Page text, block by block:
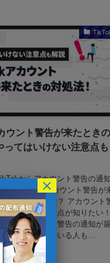
ウント警告が来たときの
ってはいけない注意点も
からアカウント警告の通知
… TikTokでアカウント警告が
うすればいいの？ アカウント
の対処法や注意点が知りたい！
からアカウント警告の通知が届
がなく焦っている人も...
日
×